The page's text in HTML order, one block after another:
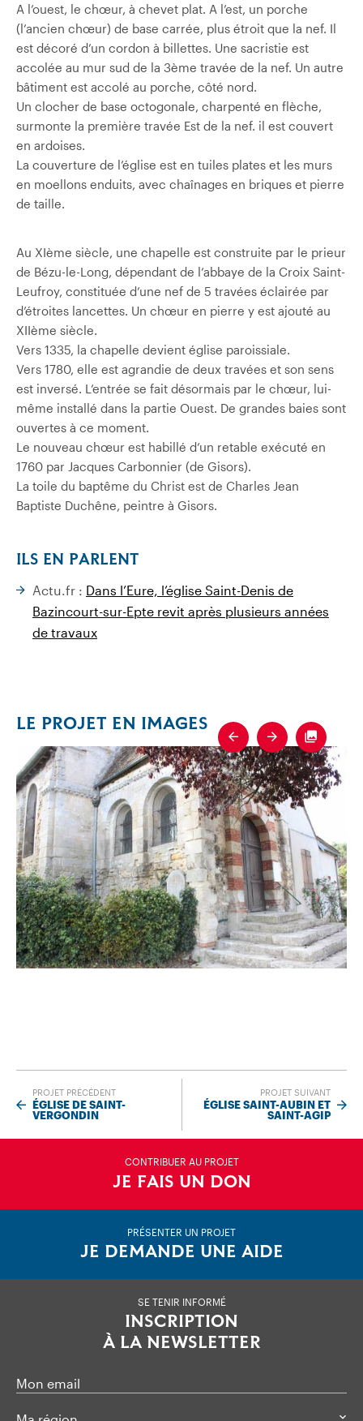
A l’ouest, le chœur, à chevet plat. A l’est, un porche
(l’ancien chœur) de base carrée, plus étroit que la nef. Il
est décoré d’un cordon à billettes. Une sacristie est
accolée au mur sud de la 3ème travée de la nef. Un autre
bâtiment est accolé au porche, côté nord.
Un clocher de base octogonale, charpenté en flèche,
surmonte la première travée Est de la nef. il est couvert
en ardoises.
La couverture de l’église est en tuiles plates et les murs
en moellons enduits, avec chaînages en briques et pierre
de taille.
Au XIème siècle, une chapelle est construite par le prieur
de Bézu-le-Long, dépendant de l’abbaye de la Croix Saint-
Leufroy, constituée d’une nef de 5 travées éclairée par
d’étroites lancettes. Un chœur en pierre y est ajouté au
XIIème siècle.
Vers 1335, la chapelle devient église paroissiale.
Vers 1780, elle est agrandie de deux travées et son sens
est inversé. L’entrée se fait désormais par le chœur, lui-
même installé dans la partie Ouest. De grandes baies sont
ouvertes à ce moment.
Le nouveau chœur est habillé d’un retable exécuté en
1760 par Jacques Carbonnier (de Gisors).
La toile du baptême du Christ est de Charles Jean
Baptiste Duchêne, peintre à Gisors.
ILS EN PARLENT
Actu.fr : Dans l’Eure, l’église Saint-Denis de
Bazincourt-sur-Epte revit après plusieurs années
de travaux
LE PROJET EN IMAGES
Previous
Next
PROJET PRÉCÉDENT
ÉGLISE DE SAINT-
VERGONDIN
PROJET SUIVANT
ÉGLISE SAINT-AUBIN ET
SAINT-AGIP
CONTRIBUER AU PROJET
JE FAIS UN DON
PRÉSENTER UN PROJET
JE DEMANDE UNE AIDE
SE TENIR INFORMÉ
INSCRIPTION
À LA NEWSLETTER
Mon email
Ma région